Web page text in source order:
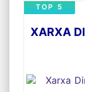
XARXA
TOP 5